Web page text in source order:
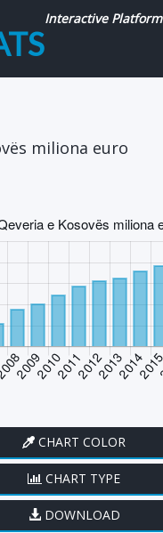
Interactive Platform
miliona euro
CHART COLOR
CHART TYPE
DOWNLOAD